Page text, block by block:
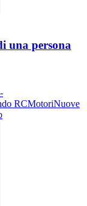
una persona
RCMotoriNuove